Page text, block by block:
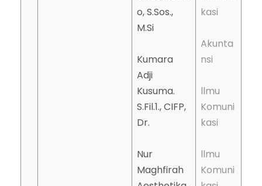
o, S.Sos.,
M.Si
Kumara
Adji
Kusuma.
S.Fil.1., CIFP,
Dr.
Nur
Maghfirah
kasi
Akunta
nsi
llmu
Komuni
kasi
llmu
Komuni